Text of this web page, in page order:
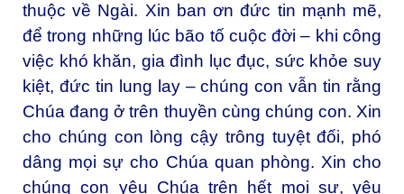
thuộc về Ngài. Xin ban ơn đức tin mạnh mẽ,
để trong những lúc bão tố cuộc đời – khi công
việc khó khăn, gia đình lục đục, sức khỏe suy
kiệt, đức tin lung lay – chúng con vẫn tin rằng
Chúa đang ở trên thuyền cùng chúng con. Xin
cho chúng con lòng cậy trông tuyệt đối, phó
dâng mọi sự cho Chúa quan phòng. Xin cho
chúng con yêu Chúa trên hết mọi sự, yêu